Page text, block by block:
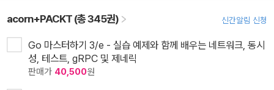
acorn+PACKT (총 345권) 신간알림 신청
Go 마스터하기 3/e - 실습 예제와 함께 배우는 네트워크, 동시
성, 테스트, gRPC 및 제네릭
판매가 40,500원